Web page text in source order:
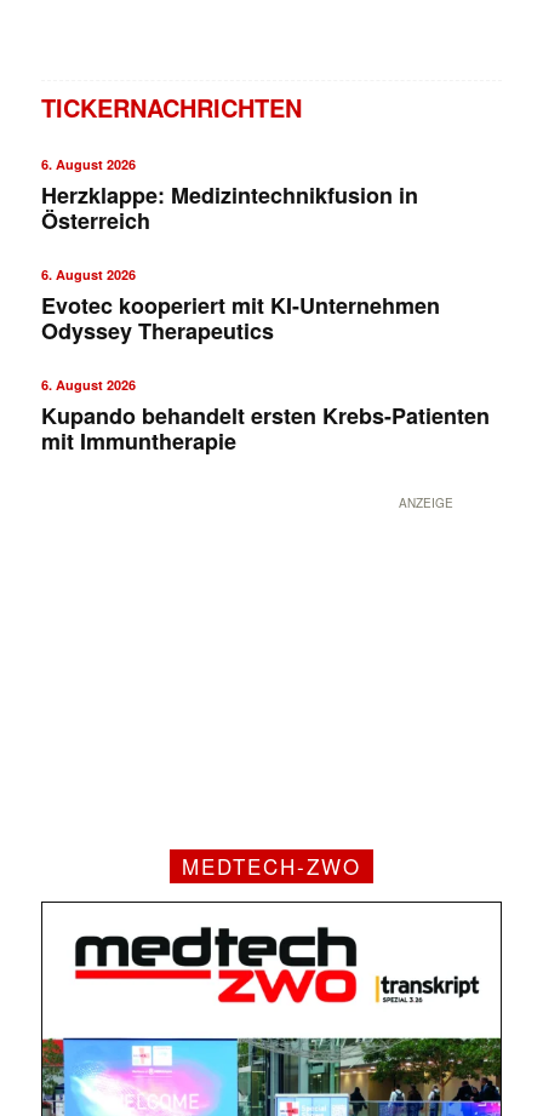
TICKERNACHRICHTEN
6. August 2026
Herzklappe: Medizintechnikfusion in
Österreich
6. August 2026
Evotec kooperiert mit KI-Unternehmen
Odyssey Therapeutics
6. August 2026
Kupando behandelt ersten Krebs-Patienten
mit Immuntherapie
ANZEIGE
MEDTECH-ZWO